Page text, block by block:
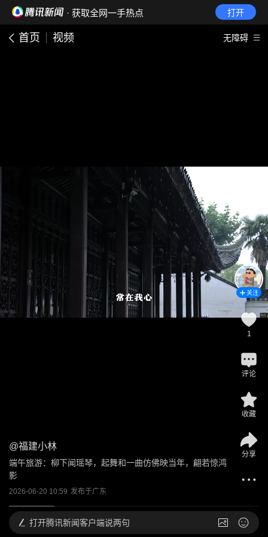
· 获取全网一手热点 打开
首页 视频 无障碍
@福建小林
端午旅游：柳下闻瑶琴，起舞和一曲仿佛映当年，翩若惊鸿
影
2026-06-20 10:59 发布于广东
关注
1
评论
收藏
分享
打开腾讯新闻客户端说两句